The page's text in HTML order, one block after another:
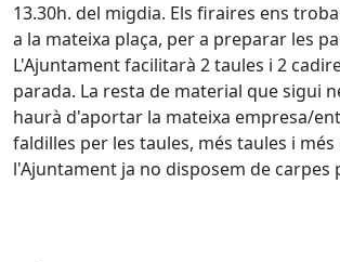
13.30h. del migdia. Els firaires ens
a la mateixa plaça, per a preparar les
L'Ajuntament facilitarà 2 taules i 2
parada. La resta de material que sigui
haurà d'aportar la mateixa empresa/
faldilles per les taules, més taules i més
l'Ajuntament ja no disposem de carpes